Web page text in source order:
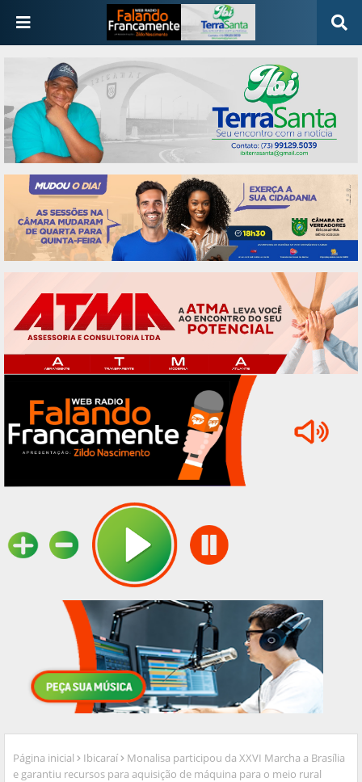
Página inicial Ibicaraí
Monalisa participou da XXVI Marcha a Brasília
e garantiu recursos para aquisição de máquina para o meio rural